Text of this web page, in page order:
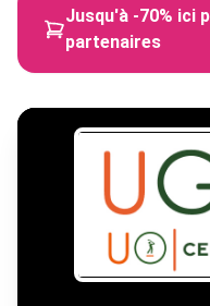
Jusqu'à -70% ici
partenaires